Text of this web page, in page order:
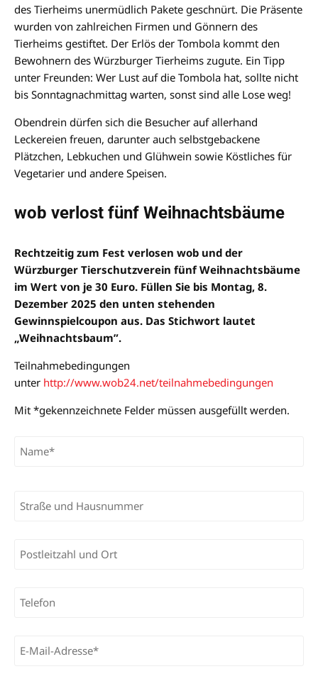
des Tierheims unermüdlich Pakete geschnürt. Die Präsente
wurden von zahlreichen Firmen und Gönnern des
Tierheims gestiftet. Der Erlös der Tombola kommt den
Bewohnern des Würzburger Tierheims zugute. Ein Tipp
unter Freunden: Wer Lust auf die Tombola hat, sollte nicht
bis Sonntagnachmittag warten, sonst sind alle Lose weg!
Obendrein dürfen sich die Besucher auf allerhand
Leckereien freuen, darunter auch selbstgebackene
Plätzchen, Lebkuchen und Glühwein sowie Köstliches für
Vegetarier und andere Speisen.
wob verlost fünf Weihnachtsbäume
Rechtzeitig zum Fest verlosen wob und der
Würzburger Tierschutzverein fünf Weihnachtsbäume
im Wert von je 30 Euro. Füllen Sie bis Montag, 8.
Dezember 2025 den unten stehenden
Gewinnspielcoupon aus. Das Stichwort lautet
„Weihnachtsbaum”.
Teilnahmebedingungen
unter http://www.wob24.net/teilnahmebedingungen
Mit *gekennzeichnete Felder müssen ausgefüllt werden.